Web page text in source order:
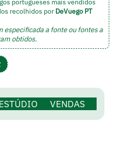
recolhidos por DeVuego PT
especificada a fonte ou fontes a
obtidos.
VENDAS